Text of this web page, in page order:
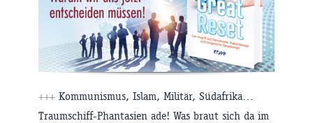
+++ Kommunismus, Islam, Militär, Südafrika…
Traumschiff-Phantasien ade! Was braut sich da im